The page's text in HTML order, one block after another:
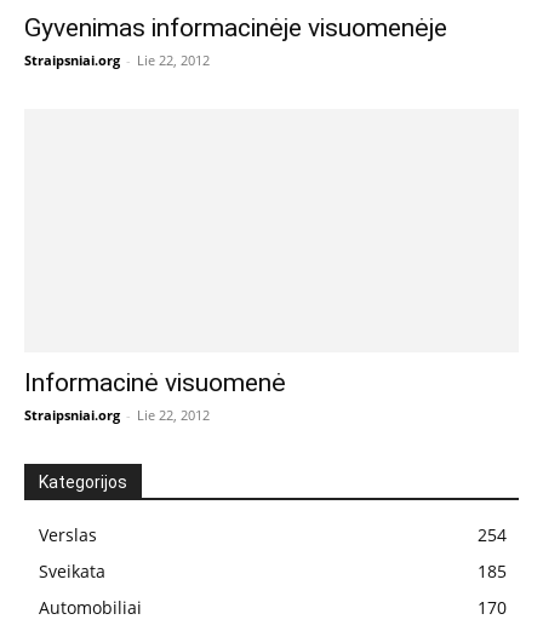
Gyvenimas informacinėje visuomenėje
Straipsniai.org - Lie 22, 2012
Informacinė visuomenė
Straipsniai.org - Lie 22, 2012
Kategorijos
Verslas
254
Sveikata
185
Automobiliai
170